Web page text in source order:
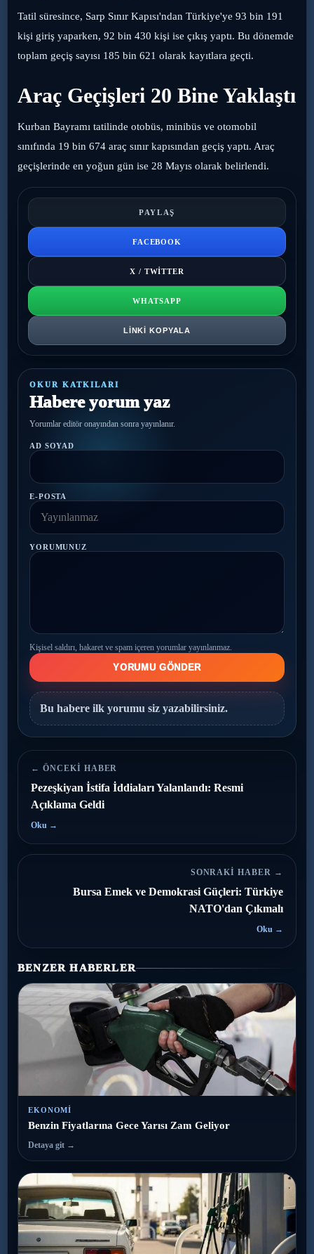
Tatil süresince, Sarp Sınır Kapısı'ndan Türkiye'ye 93 bin 191
kişi giriş yaparken, 92 bin 430 kişi ise çıkış yaptı. Bu dönemde
toplam geçiş sayısı 185 bin 621 olarak kayıtlara geçti.
Araç Geçişleri 20 Bine Yaklaştı
Kurban Bayramı tatilinde otobüs, minibüs ve otomobil
sınıfında 19 bin 674 araç sınır kapısından geçiş yaptı. Araç
geçişlerinde en yoğun gün ise 28 Mayıs olarak belirlendi.
PAYLAŞ
FACEBOOK
X / TWITTER
WHATSAPP
LINKI KOPYALA
OKUR KATKILARI
Habere yorum yaz
Yorumlar editör onayından sonra yayınlanır.
AD SOYAD
E-POSTA
YORUMUNUZ
Kişisel saldırı, hakaret ve spam içeren yorumlar yayınlanmaz.
YORUMU GÖNDER
Bu habere ilk yorumu siz yazabilirsiniz.
← ÖNCEKI HABER
Pezeşkiyan İstifa İddiaları Yalanlandı: Resmi
Açıklama Geldi
Oku →
SONRAKI HABER →
Bursa Emek ve Demokrasi Güçleri: Türkiye
NATO'dan Çıkmalı
Oku →
BENZER HABERLER
EKONOMI
Benzin Fiyatlarına Gece Yarısı Zam Geliyor
Detaya git →